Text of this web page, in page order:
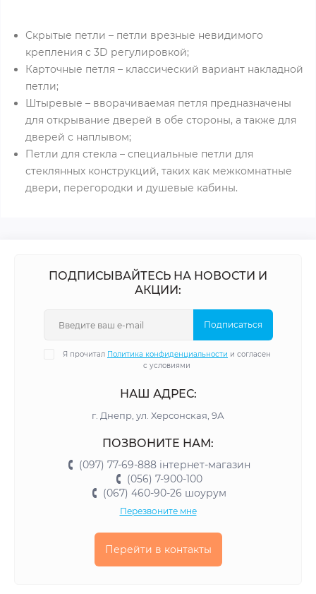
Скрытые петли – петли врезные невидимого
крепления с 3D регулировкой;
Карточные петля – классический вариант накладной
петли;
Штыревые – вворачиваемая петля предназначены
для открывание дверей в обе стороны, а также для
дверей с наплывом;
Петли для стекла – специальные петли для
стеклянных конструкций, таких как межкомнатные
двери, перегородки и душевые кабины.
ПОДПИСЫВАЙТЕСЬ НА НОВОСТИ И
АКЦИИ:
Подписаться
Я прочитал Политика конфиденциальности и согласен
с условиями
НАШ АДРЕС:
г. Днепр, ул. Херсонская, 9А
ПОЗВОНИТЕ НАМ:
(097) 77-69-888 інтернет-магазин
(056) 7-900-100
(067) 460-90-26 шоурум
Перезвоните мне
Перейти в контакты